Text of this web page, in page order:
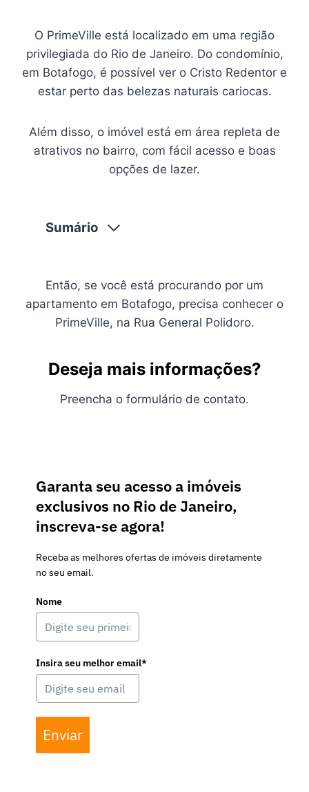
O PrimeVille está localizado em uma região
privilegiada do Rio de Janeiro. Do condomínio,
em Botafogo, é possível ver o Cristo Redentor e
estar perto das belezas naturais cariocas.
Além disso, o imóvel está em área repleta de
atrativos no bairro, com fácil acesso e boas
opções de lazer.
Sumário
Então, se você está procurando por um
apartamento em Botafogo, precisa conhecer o
PrimeVille, na Rua General Polidoro.
Deseja mais informações?
Preencha o formulário de contato.
Garanta seu acesso a imóveis
exclusivos no Rio de Janeiro,
inscreva-se agora!
Receba as melhores ofertas de imóveis diretamente
no seu email.
Nome
Insira seu melhor email*
Enviar